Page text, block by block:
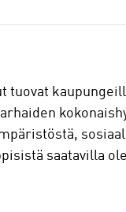
tuovat
saatavilla